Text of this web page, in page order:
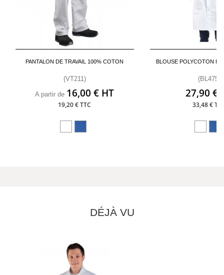
PANTALON DE TRAVAIL 100% COTON
(VT211)
A partir de 16,00 € HT
19,20 € TTC
BLOUSE POLYCOTON
(BL475)
27,90 €
33,48 €
DÉJÀ VU